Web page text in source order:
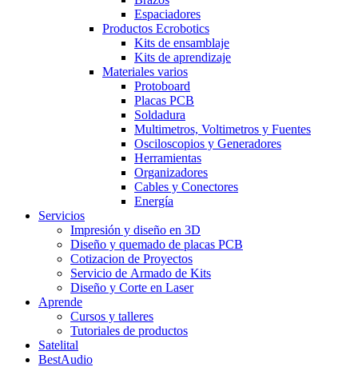
Espaciadores
Productos Ecrobotics
Kits de ensamblaje
Kits de aprendizaje
Materiales varios
Protoboard
Placas PCB
Soldadura
Multimetros, Voltimetros y Fuentes
Osciloscopios y Generadores
Herramientas
Organizadores
Cables y Conectores
Energía
Servicios
Impresión y diseño en 3D
Diseño y quemado de placas PCB
Cotizacion de Proyectos
Servicio de Armado de Kits
Diseño y Corte en Laser
Aprende
Cursos y talleres
Tutoriales de productos
Satelital
BestAudio